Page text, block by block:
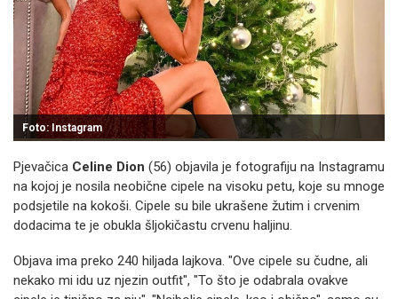
Foto: Instagram
Pjevačica Celine Dion (56) objavila je fotografiju na Instagramu
na kojoj je nosila neobične cipele na visoku petu, koje su mnoge
podsjetile na kokoši. Cipele su bile ukrašene žutim i crvenim
dodacima te je obukla šljokičastu crvenu haljinu.
Objava ima preko 240 hiljada lajkova. "Ove cipele su čudne, ali
nekako mi idu uz njezin outfit", "To što je odabrala ovakve